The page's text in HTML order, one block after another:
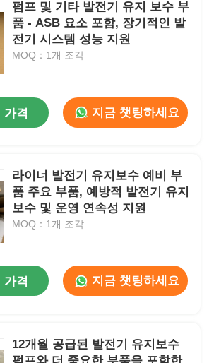
펌프 및 기타 발전기 유지 보수 부
품 - ASB 요소 포함, 장기적인 발
전기 시스템 성능 지원
MOQ：1개 조각
가격 지금 챗팅하세요
라이너 발전기 유지보수 예비 부
품 주요 부품, 예방적 발전기 유지
보수 및 운영 연속성 지원
MOQ：1개 조각
가격 지금 챗팅하세요
12개월 공급된 발전기 유지보수
펌프와 더 중요한 부품을 포함한